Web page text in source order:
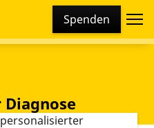
Spenden
Cookies und
Cookies und
zu statistischen
Bedienbarkeit der